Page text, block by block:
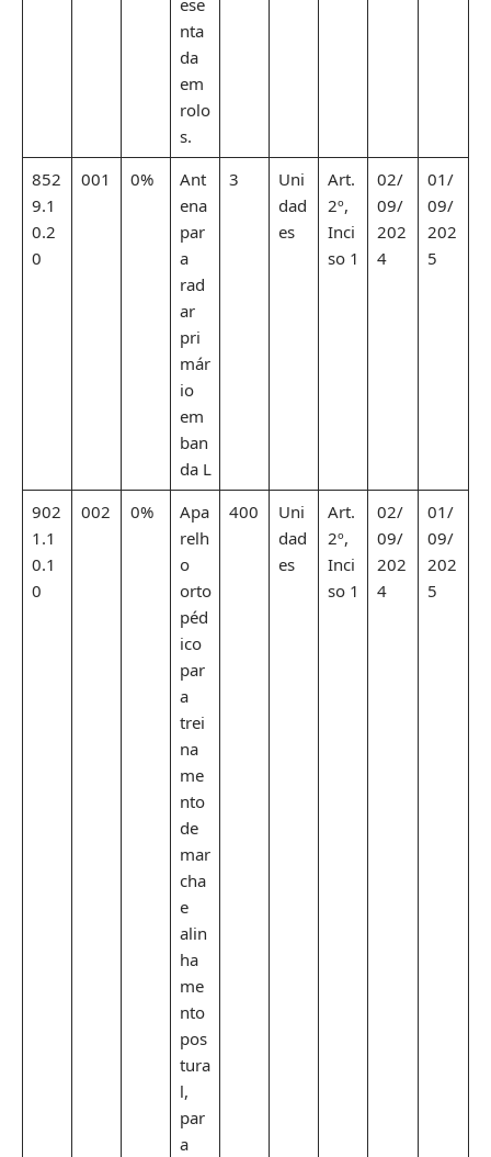
nta
da
em
rolo
s.
852
9.1
0.2
0
001 0%
Ant
ena
par
a
rad
ar
pri
már
io
em
ban
da L
3
Uni
dad
es
Art.
2º,
Inci
so 1
02/
09/
202
4
01/
09/
202
5
902
1.1
0.1
0
002 0%
Apa
relh
o
orto
péd
ico
par
a
trei
na
me
nto
de
mar
cha
e
alin
ha
me
nto
pos
tura
l,
par
a
400
Uni
dad
es
Art.
2º,
Inci
so 1
02/
09/
202
4
01/
09/
202
5